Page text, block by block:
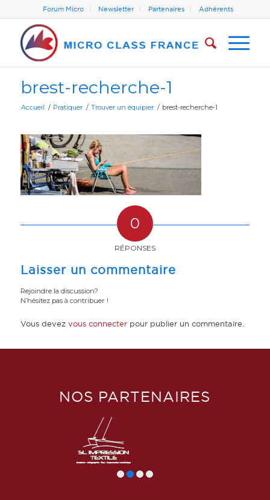
Forum Micro Newsletter Partenaires Adhérents
brest-recherche-1
Accueil / Pratiquer / Trouver un équipier / brest-recherche-1
0
RÉPONSES
Laisser un commentaire
Rejoindre la discussion?
N’hésitez pas à contribuer !
Vous devez vous connecterpour publier un commentaire.
NOS PARTENAIRES